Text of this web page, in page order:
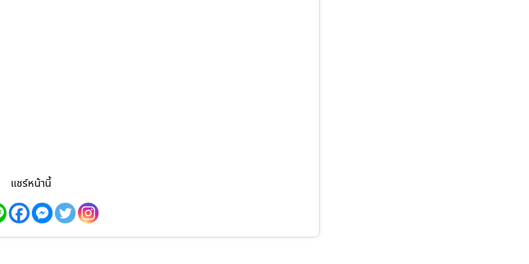
แชร์หน้านี้